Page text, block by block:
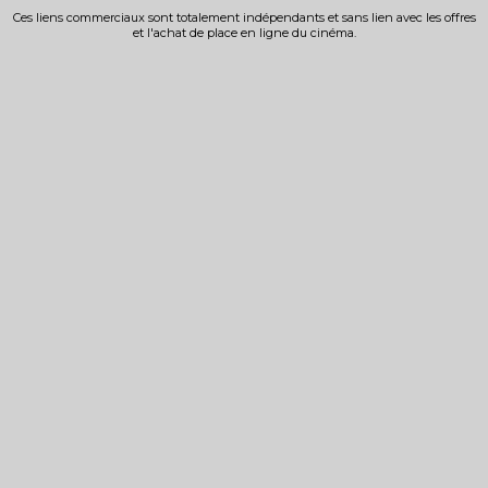
Ces liens commerciaux sont totalement indépendants et sans lien avec les offres
et l'achat de place en ligne du cinéma.